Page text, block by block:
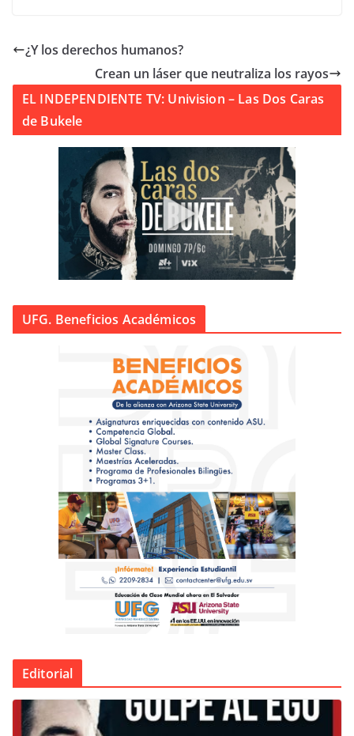
¿Y los derechos humanos?
Crean un láser que neutraliza los rayos
EL INDEPENDIENTE TV: Univision – Las Dos Caras
de Bukele
UFG. Beneficios Académicos
Editorial